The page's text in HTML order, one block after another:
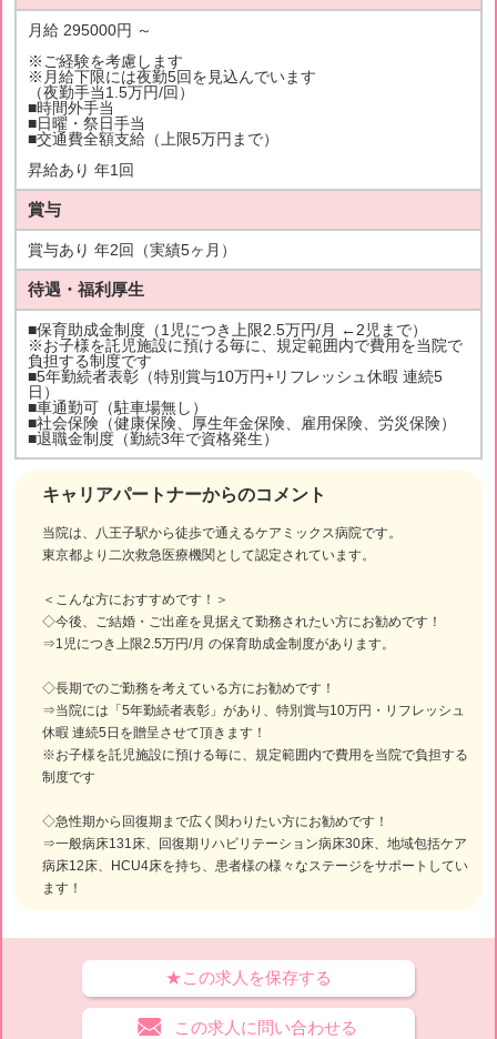
キャリアパートナーからのコメント
当院は、八王子駅から徒歩で通えるケアミックス病院です。
東京都より二次救急医療機関として認定されています。
＜こんな方におすすめです！＞
◇今後、ご結婚・ご出産を見据えて勤務されたい方にお勧めです！
⇒1児につき上限2.5万円/月 の保育助成金制度があります。
◇長期でのご勤務を考えている方にお勧めです！
⇒当院には「5年勤続者表彰」があり、特別賞与10万円・リフレッシュ
休暇 連続5日を贈呈させて頂きます！
※お子様を託児施設に預ける毎に、規定範囲内で費用を当院で負担する
制度です
◇急性期から回復期まで広く関わりたい方にお勧めです！
⇒一般病床131床、回復期リハビリテーション病床30床、地域包括ケア
病床12床、HCU4床を持ち、患者様の様々なステージをサポートしてい
ます！
月給 295000円 ～
※ご経験を考慮します
※月給下限には夜勤5回を見込んでいます
（夜勤手当1.5万円/回）
■時間外手当
■日曜・祭日手当
■交通費全額支給（上限5万円まで）
昇給あり 年1回
賞与
賞与あり 年2回（実績5ヶ月）
待遇・福利厚生
■保育助成金制度（1児につき上限2.5万円/月 ←2児まで）
※お子様を託児施設に預ける毎に、規定範囲内で費用を当院で
負担する制度です
■5年勤続者表彰（特別賞与10万円+リフレッシュ休暇 連続5
日）
■車通勤可（駐車場無し）
■社会保険（健康保険、厚生年金保険、雇用保険、労災保険）
■退職金制度（勤続3年で資格発生）
★この求人を保存する
この求人に問い合わせる